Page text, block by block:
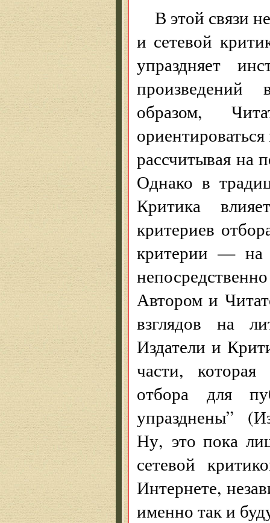
В этой связи
и сетевой
упраздняет
произведений
образом,
рассчитывая на
Однако в
Критика
критериев
критерии — на
Автором и
взглядов на
Издатели и
части, которая
отбора для
упразднены”
Ну, это пока
сетевой
Интернете,
именно так и